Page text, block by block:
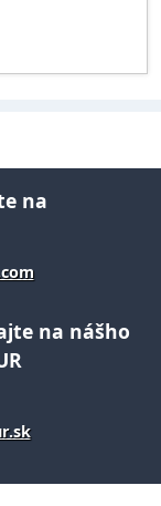
na
na nášho